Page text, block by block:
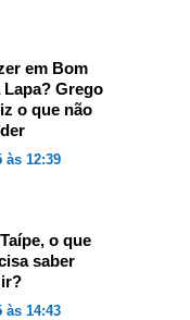
em Bom
Lapa? Grego
o que não
às 12:39
o que
saber
às 14:43